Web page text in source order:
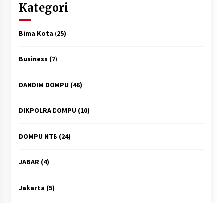
Kategori
Bima Kota (25)
Business (7)
DANDIM DOMPU(46)
DIKPOLRA DOMPU(10)
DOMPU NTB (24)
JABAR(4)
Jakarta (5)